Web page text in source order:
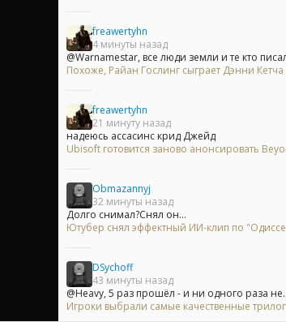
freawertyhn
4 минуты назад
@Warnamestar, все люди земли и те кто
Похоже, Райан Гослинг сыграет Дэнни
freawertyhn
21 минуту назад
надеюсь ассасинс крид Джейд
Ubisoft готовится заново анонсировать
Obmazannyj
32 минуты назад
Долго снимал?Снял он...
Ютубер снял эффектный ИИ-клип по
DSychoff
43 минуты назад
@Heavy, 5 раз прошёл - и ни одного раза
Игроки выбрали самые качественные